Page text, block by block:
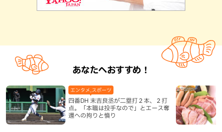
あなたへおすすめ！
四番DH 末吉良丞が二塁打２本、２打
点。「本職は投手なので」とエース奪
還への拘りと憤り
エンタメ,スポーツ